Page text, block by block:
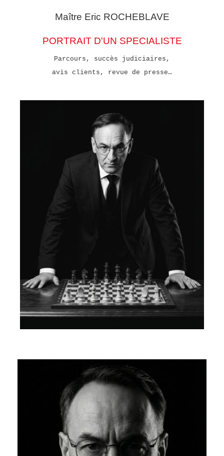
Maître Eric ROCHEBLAVE
PORTRAIT D'UN SPECIALISTE
Parcours, succès judiciaires,
avis clients, revue de presse…